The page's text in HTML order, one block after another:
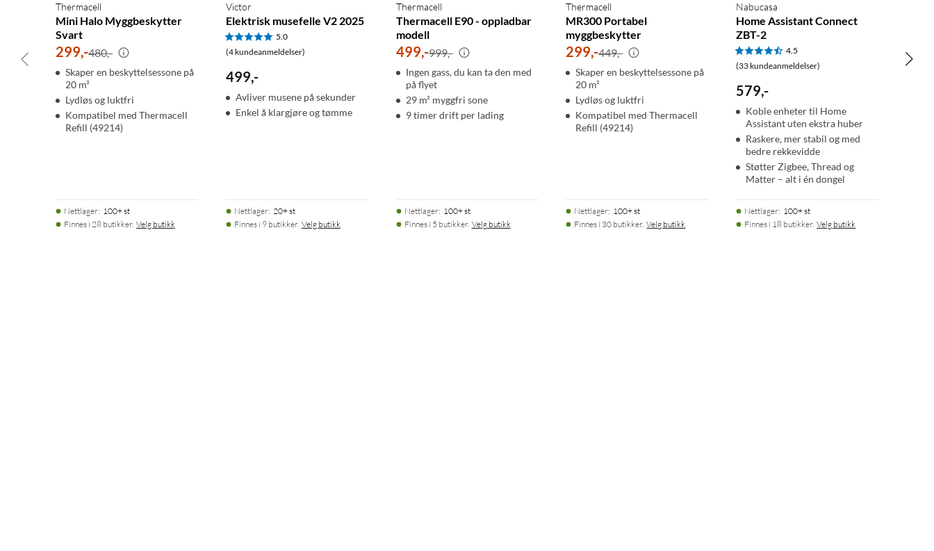
Thermacell
Mini Halo Myggbeskytter
Svart
299,-480,-
Skaper en beskyttelsessone på
20 m²
Lydløs og luktfri
Kompatibel med Thermacell
Refill (49214)
Nettlager: 100+ st
Finnes i 28 butikker. Velg butikk
Victor
Elektrisk musefelle V2 2025
5.0
(4 kundeanmeldelser)
499,-
Avliver musene på sekunder
Enkel å klargjøre og tømme
Nettlager: 20+ st
Finnes i 9 butikker. Velg butikk
Thermacell
Thermacell E90 - oppladbar
modell
499,-999,-
Ingen gass, du kan ta den med
på flyet
29 m² myggfri sone
9 timer drift per lading
Nettlager: 100+ st
Finnes i 5 butikker. Velg butikk
Thermacell
MR300 Portabel
myggbeskytter
299,-449,-
Skaper en beskyttelsessone på
20 m²
Lydløs og luktfri
Kompatibel med Thermacell
Refill (49214)
Nettlager: 100+ st
Finnes i 30 butikker. Velg butikk
Nabucasa
Home Assistant Connect
ZBT-2
4.5
(33 kundeanmeldelser)
579,-
Koble enheter til Home
Assistant uten ekstra huber
Raskere, mer stabil og med
bedre rekkevidde
Støtter Zigbee, Thread og
Matter – alt i én dongel
Nettlager: 100+ st
Finnes i 18 butikker. Velg butikk